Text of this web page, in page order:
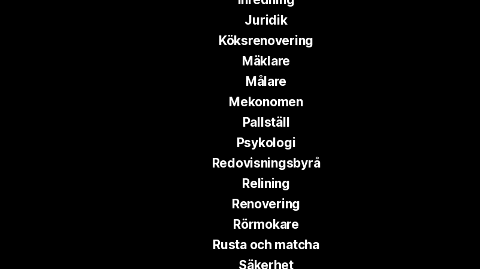
Juridik
Köksrenovering
Mäklare
Målare
Mekonomen
Pallställ
Psykologi
Redovisningsbyrå
Relining
Renovering
Rörmokare
Rusta och matcha
Säkerhet